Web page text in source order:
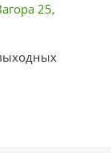
25,